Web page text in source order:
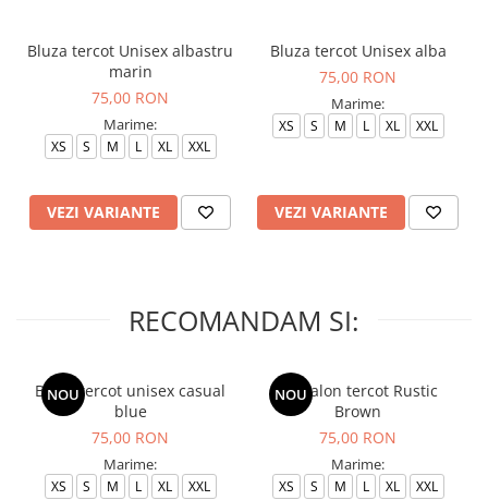
Bluza tercot Unisex albastru
marin
75,00 RON
Marime:
XS S M L XL XXL
VEZI VARIANTE
Bluza tercot Unisex alba
75,00 RON
Marime:
XS S M L XL XXL
VEZI VARIANTE
RECOMANDAM SI:
NOU
Bluza tercot unisex casual
blue
75,00 RON
Marime:
XS S M L XL XXL
NOU
Pantalon tercot Rustic
Brown
75,00 RON
Marime:
XS S M L XL XXL